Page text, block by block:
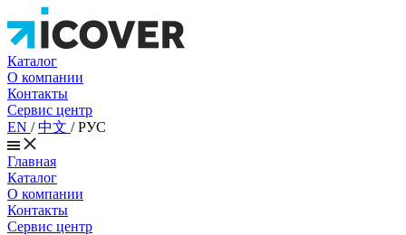
Каталог
О компании
Контакты
Сервис центр
EN /中文 /РУС
Главная
Каталог
О компании
Контакты
Сервис центр